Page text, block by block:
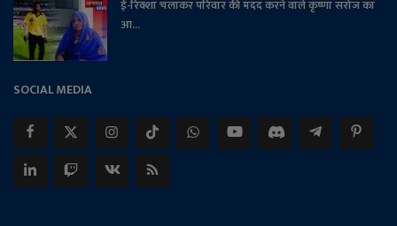
ई-रिक्शा चलाकर परिवार की मदद करने वाले कृष्णा सरोज का
आ...
SOCIAL MEDIA